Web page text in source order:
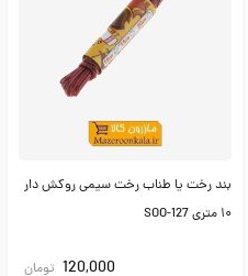
بند رخت یا طناب رخت سیمی روکش دار
۱۰ متری SOO-127
120,000 تومان